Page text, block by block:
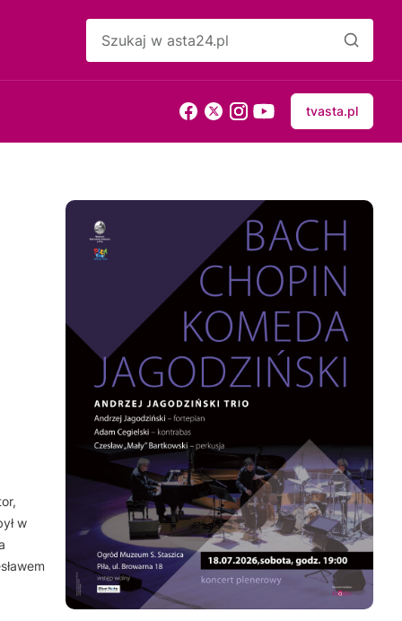
tvasta.pl
w